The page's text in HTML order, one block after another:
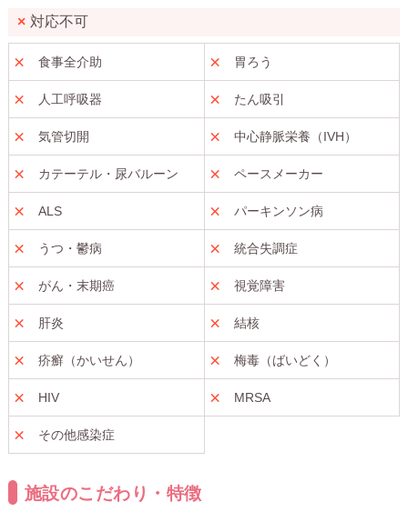
対応不可
食事全介助 胃ろう
人工呼吸器 たん吸引
気管切開 中心静脈栄養（IVH）
カテーテル・尿バルーン ペースメーカー
ALS パーキンソン病
うつ・鬱病 統合失調症
がん・末期癌 視覚障害
肝炎 結核
疥癬（かいせん） 梅毒（ばいどく）
HIV MRSA
その他感染症
施設のこだわり・特徴